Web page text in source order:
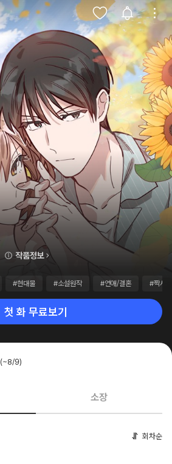
작품정보
#현대물 #소설원작 #연애/결혼 #짝사랑
첫 화 무료보기
(~8/9)
소장
회차순